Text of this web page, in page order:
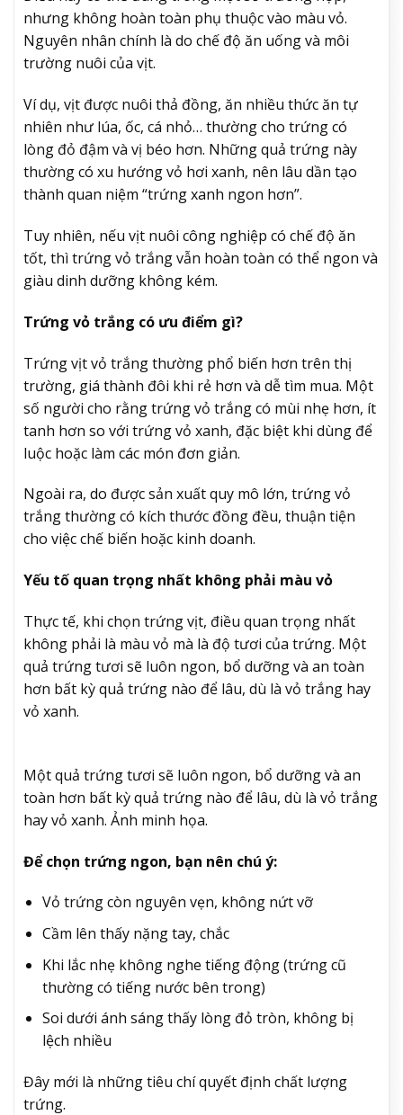
nhưng không hoàn toàn phụ thuộc vào màu vỏ.
Nguyên nhân chính là do chế độ ăn uống và môi
trường nuôi của vịt.
Ví dụ, vịt được nuôi thả đồng, ăn nhiều thức ăn tự
nhiên như lúa, ốc, cá nhỏ… thường cho trứng có
lòng đỏ đậm và vị béo hơn. Những quả trứng này
thường có xu hướng vỏ hơi xanh, nên lâu dần tạo
thành quan niệm “trứng xanh ngon hơn”.
Tuy nhiên, nếu vịt nuôi công nghiệp có chế độ ăn
tốt, thì trứng vỏ trắng vẫn hoàn toàn có thể ngon và
giàu dinh dưỡng không kém.
Trứng vỏ trắng có ưu điểm gì?
Trứng vịt vỏ trắng thường phổ biến hơn trên thị
trường, giá thành đôi khi rẻ hơn và dễ tìm mua. Một
số người cho rằng trứng vỏ trắng có mùi nhẹ hơn, ít
tanh hơn so với trứng vỏ xanh, đặc biệt khi dùng để
luộc hoặc làm các món đơn giản.
Ngoài ra, do được sản xuất quy mô lớn, trứng vỏ
trắng thường có kích thước đồng đều, thuận tiện
cho việc chế biến hoặc kinh doanh.
Yếu tố quan trọng nhất không phải màu vỏ
Thực tế, khi chọn trứng vịt, điều quan trọng nhất
không phải là màu vỏ mà là độ tươi của trứng. Một
quả trứng tươi sẽ luôn ngon, bổ dưỡng và an toàn
hơn bất kỳ quả trứng nào để lâu, dù là vỏ trắng hay
vỏ xanh.
Một quả trứng tươi sẽ luôn ngon, bổ dưỡng và an
toàn hơn bất kỳ quả trứng nào để lâu, dù là vỏ trắng
hay vỏ xanh. Ảnh minh họa.
Để chọn trứng ngon, bạn nên chú ý:
Vỏ trứng còn nguyên vẹn, không nứt vỡ
Cầm lên thấy nặng tay, chắc
Khi lắc nhẹ không nghe tiếng động (trứng cũ
thường có tiếng nước bên trong)
Soi dưới ánh sáng thấy lòng đỏ tròn, không bị
lệch nhiều
Đây mới là những tiêu chí quyết định chất lượng
trứng.